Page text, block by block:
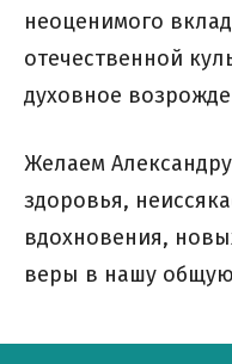
неоценимого
отечественной
духовное
Желаем
здоровья,
вдохновения,
веры в нашу